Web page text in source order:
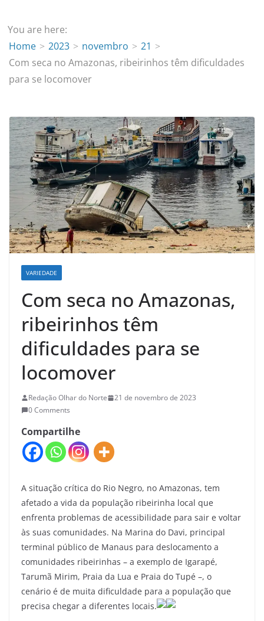
You are here:
Home
2023 novembro
21
Com seca no Amazonas, ribeirinhos têm dificuldades
para se locomover
VARIEDADE
Com seca no Amazonas,
ribeirinhos têm
dificuldades para se
locomover
Redação Olhar do Norte
21 de novembro de 2023
0 Comments
Compartilhe
A situação crítica do Rio Negro, no Amazonas, tem
afetado a vida da população ribeirinha local que
enfrenta problemas de acessibilidade para sair e voltar
às suas comunidades. Na Marina do Davi, principal
terminal público de Manaus para deslocamento a
comunidades ribeirinhas – a exemplo de Igarapé,
Tarumã Mirim, Praia da Lua e Praia do Tupé –, o
cenário é de muita dificuldade para a população que
precisa chegar a diferentes locais.